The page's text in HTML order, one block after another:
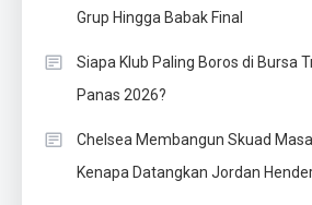
Grup Hingga Babak Final
Siapa Klub Paling Boros di Bursa
Panas 2026?
Chelsea Membangun Skuad
Kenapa Datangkan Jordan